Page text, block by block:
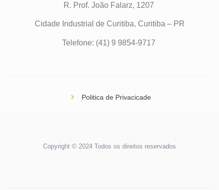
R. Prof. João Falarz, 1207
Cidade Industrial de Curitiba, Curitiba – PR
Telefone: (41) 9 9854-9717
Politica de Privacicade
Copyright © 2024 Todos os direitos reservados